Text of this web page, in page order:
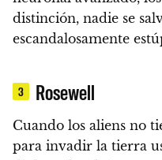
distinción, nadie se
escandalosamente
3 Rosewell
Cuando los aliens no
para invadir la tierra